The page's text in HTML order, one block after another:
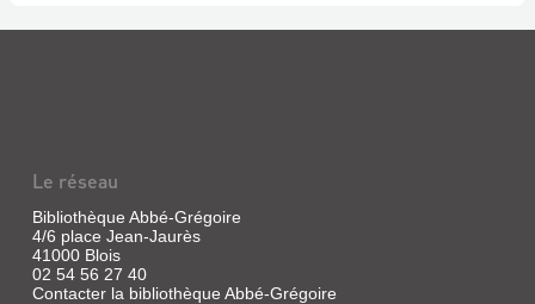
Le réseau
Bibliothèque Abbé-Grégoire
4/6 place Jean-Jaurès
41000 Blois
02 54 56 27 40
Contacter la bibliothèque Abbé-Grégoire